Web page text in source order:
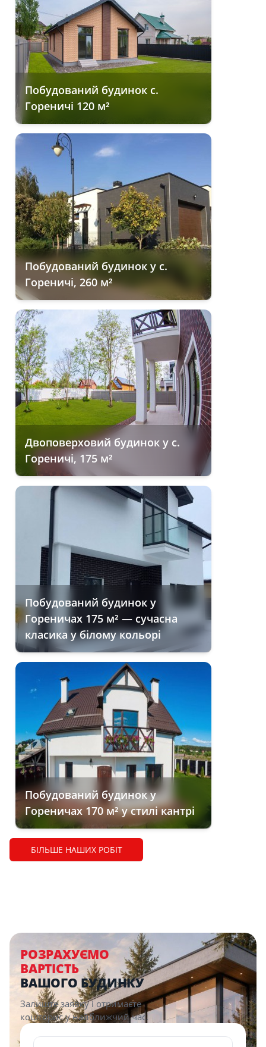
Побудований будинок с.
Гореничі 120 м²
Побудований будинок у с.
Гореничі, 260 м²
Двоповерховий будинок у с.
Гореничі, 175 м²
Побудований будинок у
Гореничах 175 м² — сучасна
класика у білому кольорі
Побудований будинок у
Гореничах 170 м² у стилі кантрі
БІЛЬШЕ НАШИХ РОБІТ
РОЗРАХУЄМО
ВАРТІСТЬ
ВАШОГО БУДИНКУ
Залиште заявку і отримаєте
кошторис у найближчий час.